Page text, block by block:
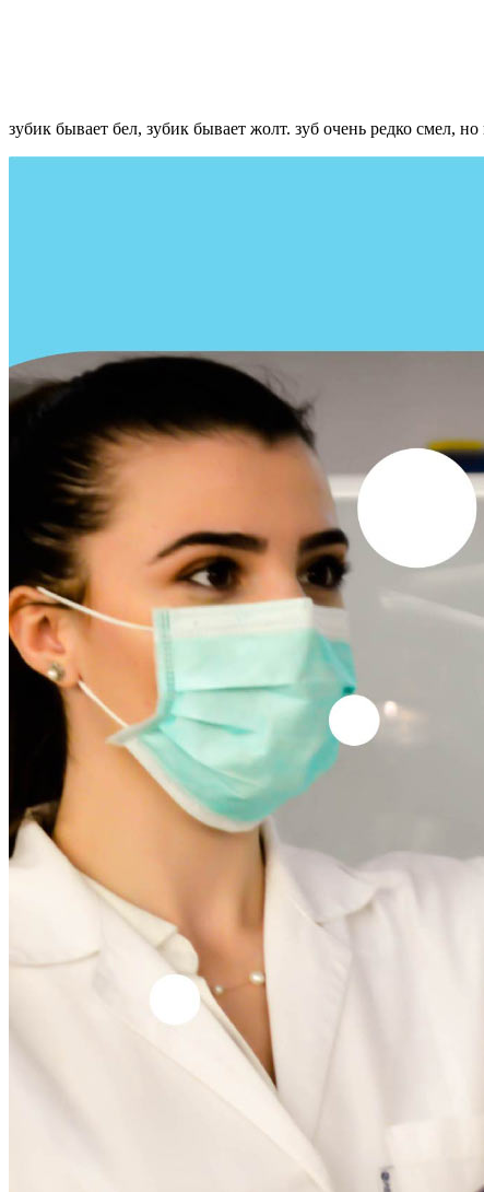
зубик бывает бел, зубик бывает жолт. зуб очень редко смел,